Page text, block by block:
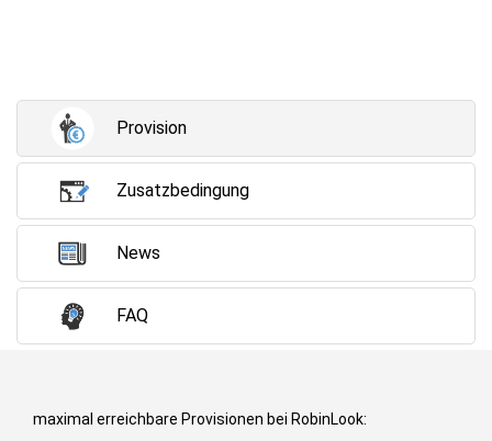
Provision
Zusatzbedingung
News
FAQ
maximal erreichbare Provisionen bei RobinLook: